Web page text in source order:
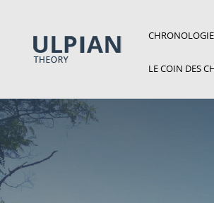
LE COIN DES